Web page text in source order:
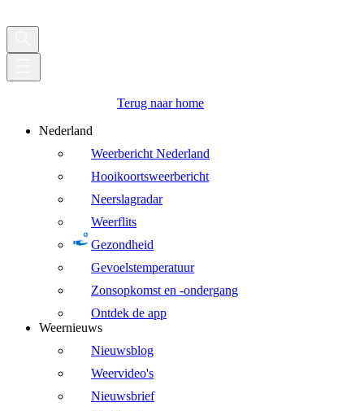
Terug naar home
Nederland
Weerbericht Nederland
Hooikoortsweerbericht
Neerslagradar
Weerflits
Gezondheid
Gevoelstemperatuur
Zonsopkomst en -ondergang
Ontdek de app
Weernieuws
Nieuwsblog
Weervideo's
Nieuwsbrief